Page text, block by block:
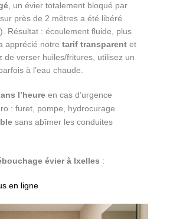
, un évier totalement bloqué par
près de 2 mètres a été libéré
Résultat : écoulement fluide, plus
apprécié notretarif transparent et
de verser huiles/fritures, utilisez un
à l’eau chaude.
l’heure en cas d’urgence
: furet, pompe, hydrocurage
sans abîmer les conduites
évier à Ixelles :
en ligne